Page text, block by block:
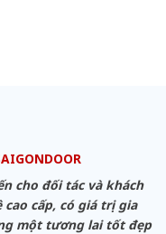
cho đối tác và khách
cấp, có giá trị gia
một tương lai tốt đẹp